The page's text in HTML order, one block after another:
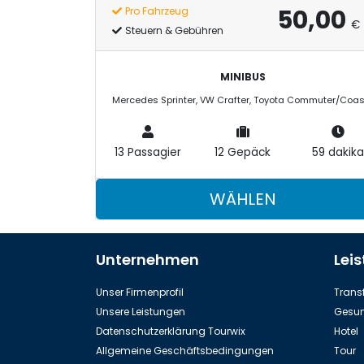
Pro Fahrzeug
Steuern & Gebühren
50,00 €
MINIBUS
13 Passagier 12 Gepäck 59 dakika
WÄHLEN
Unternehmen
Unser Firmenprofil
Unsere Leistungen
Datenschutzerklärung Tourwix
Allgemeine Geschäftsbedingungen
Hotel
Tour